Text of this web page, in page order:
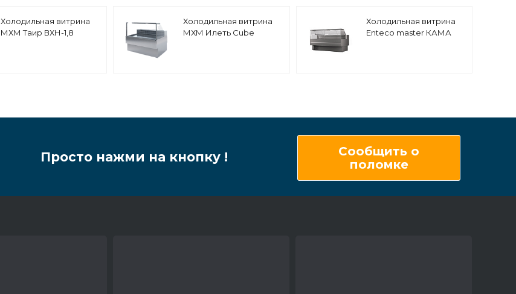
Холодильная витрина
МХМ Таир ВХН-1,8
Холодильная витрина
МХМ Илеть Cube
Холодильная витрина
Enteco master КАМА
Просто нажми на кнопку !
Сообщить о
поломке